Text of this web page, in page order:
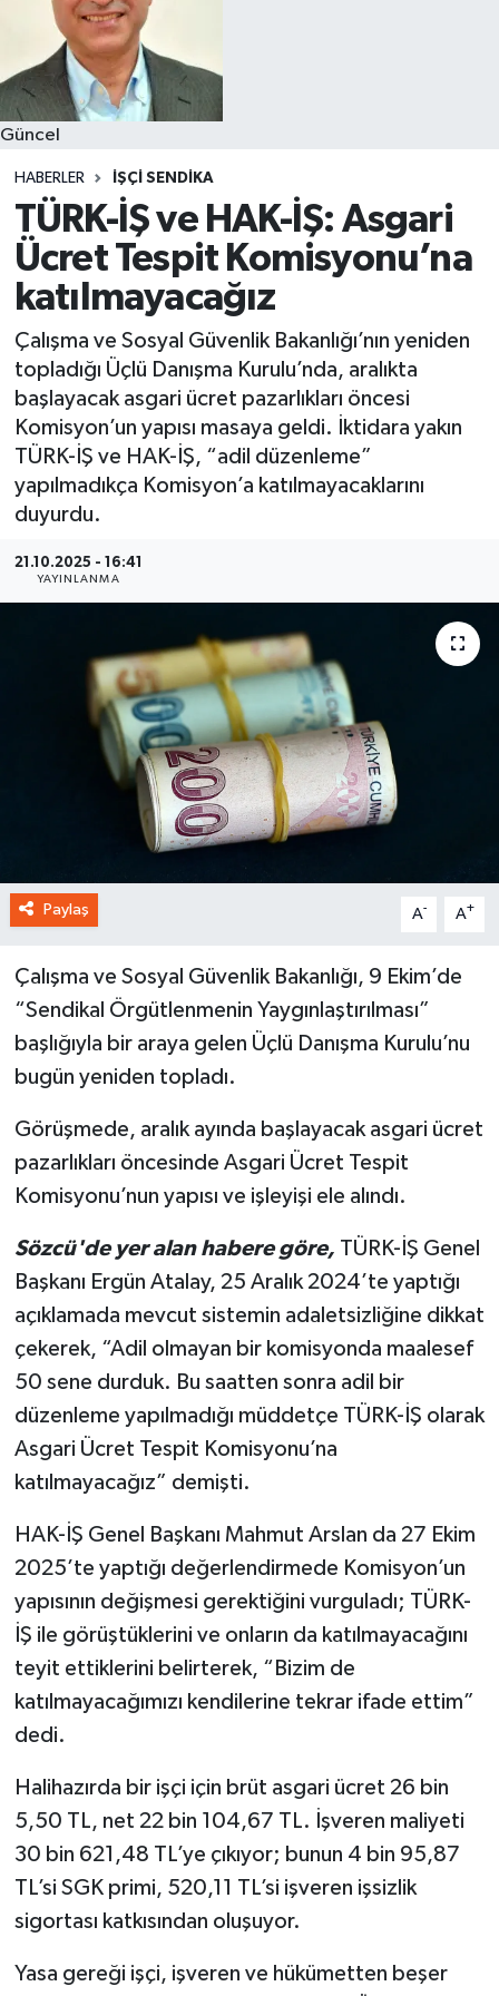
Güncel
HABERLER İŞÇI SENDIKA
TÜRK-İŞ ve HAK-İŞ: Asgari
Ücret Tespit Komisyonu’na
katılmayacağız
Çalışma ve Sosyal Güvenlik Bakanlığı’nın yeniden
topladığı Üçlü Danışma Kurulu’nda, aralıkta
başlayacak asgari ücret pazarlıkları öncesi
Komisyon’un yapısı masaya geldi. İktidara yakın
TÜRK-İŞ ve HAK-İŞ, “adil düzenleme”
yapılmadıkça Komisyon’a katılmayacaklarını
duyurdu.
21.10.2025 - 16:41
YAYINLANMA
Paylaş A- A+
Çalışma ve Sosyal Güvenlik Bakanlığı, 9 Ekim’de
“Sendikal Örgütlenmenin Yaygınlaştırılması”
başlığıyla bir araya gelen Üçlü Danışma Kurulu’nu
bugün yeniden topladı.
Görüşmede, aralık ayında başlayacak asgari ücret
pazarlıkları öncesinde Asgari Ücret Tespit
Komisyonu’nun yapısı ve işleyişi ele alındı.
Sözcü'de yer alan habere göre, TÜRK-İŞ Genel
Başkanı Ergün Atalay, 25 Aralık 2024’te yaptığı
açıklamada mevcut sistemin adaletsizliğine dikkat
çekerek, “Adil olmayan bir komisyonda maalesef
50 sene durduk. Bu saatten sonra adil bir
düzenleme yapılmadığı müddetçe TÜRK-İŞ olarak
Asgari Ücret Tespit Komisyonu’na
katılmayacağız” demişti.
HAK-İŞ Genel Başkanı Mahmut Arslan da 27 Ekim
2025’te yaptığı değerlendirmede Komisyon’un
yapısının değişmesi gerektiğini vurguladı; TÜRK-
İŞ ile görüştüklerini ve onların da katılmayacağını
teyit ettiklerini belirterek, “Bizim de
katılmayacağımızı kendilerine tekrar ifade ettim”
dedi.
Halihazırda bir işçi için brüt asgari ücret 26 bin
5,50 TL, net 22 bin 104,67 TL. İşveren maliyeti
30 bin 621,48 TL’ye çıkıyor; bunun 4 bin 95,87
TL’si SGK primi, 520,11 TL’si işveren işsizlik
sigortası katkısından oluşuyor.
Yasa gereği işçi, işveren ve hükümetten beşer